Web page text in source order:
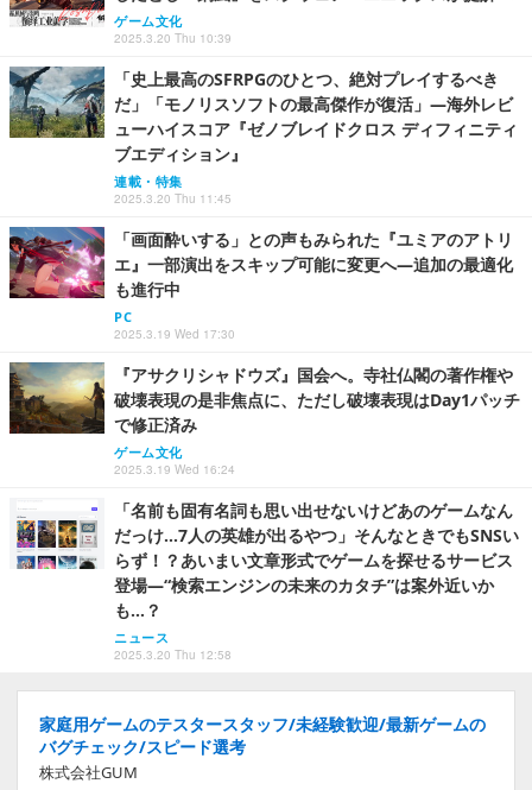
ゲーム文化
2025.3.20 Thu 10:39
「史上最高のSFRPGのひとつ、絶対プレイするべき
だ」「モノリスソフトの最高傑作が復活」―海外レビ
ューハイスコア『ゼノブレイドクロス ディフィニティ
ブエディション』
連載・特集
2025.3.20 Thu 11:45
「画面酔いする」との声もみられた『ユミアのアトリ
エ』一部演出をスキップ可能に変更へ―追加の最適化
も進行中
PC
2025.3.19 Wed 17:30
『アサクリシャドウズ』国会へ。寺社仏閣の著作権や
破壊表現の是非焦点に、ただし破壊表現はDay1パッチ
で修正済み
ゲーム文化
2025.3.19 Wed 16:24
「名前も固有名詞も思い出せないけどあのゲームなん
だっけ…7人の英雄が出るやつ」そんなときでもSNSい
らず！？あいまい文章形式でゲームを探せるサービス
登場―“検索エンジンの未来のカタチ”は案外近いか
も…？
ニュース
2025.3.20 Thu 12:58
家庭用ゲームのテスタースタッフ/未経験歓迎/最新ゲームの
バグチェック/スピード選考
株式会社GUM